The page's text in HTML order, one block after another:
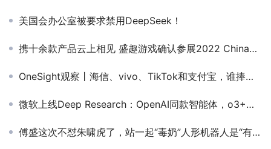
美国会办公室被要求禁用DeepSeek！
携十余款产品云上相见 盛趣游戏确认参展2022 ChinaJoy线上展（CJ Plus）
OneSight观察丨海信、vivo、TikTok和支付宝，谁捧走了欧洲杯社媒营销的德劳内奖杯？
微软上线Deep Research：OpenAI同款智能体，o3+必应双王炸
傅盛这次不怼朱啸虎了，站一起“毒奶”人形机器人是“有害的泡沫”